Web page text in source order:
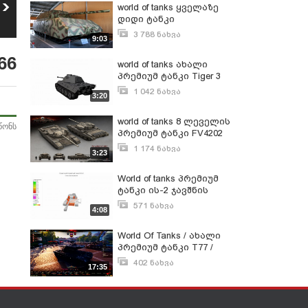
Forza Horizon 4 /
როგორ გავხსენი
ახალი მანქანა
ნახვა
39
Tanki Online -
Container Opening /
ვარდისფერი
სპილო
518
9:03
world of tanks ყველაზე
დიდი ტანკი
მსოფლიოში!!! MAUS!
3 788 ნახვა
3:20
world of tanks ახალი
პრემიუმ ტანკი Tiger 3
საჩუქრად!!!
1 042 ნახვა
3:23
world of tanks 8 ლეველის
პრემიუმ ტანკი FV4202
საჩუქრად!!!
1 174 ნახვა
4:08
World of tanks პრემიუმ
ტანკი ის-2 ჯავშნის
განხილვა
571 ნახვა
17:35
World Of Tanks / ახალი
პრემიუმ ტანკი T77 /
განხილვა
402 ნახვა